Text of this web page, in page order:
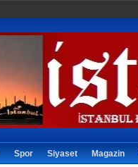
Spor Siyaset Magazin